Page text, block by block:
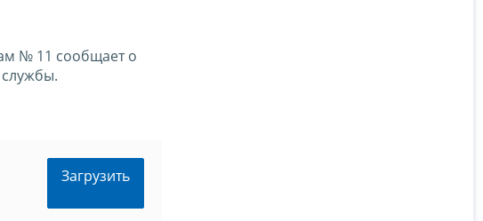
№ 11 сообщает о
Загрузить